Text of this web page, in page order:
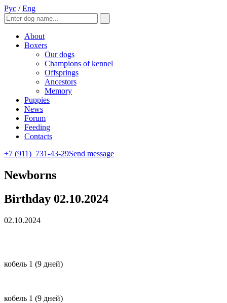
Рус /Eng
About
Boxers
Our dogs
Champions of kennel
Offsprings
Ancestors
Memory
Puppies
News
Forum
Feeding
Contacts
+7 (911) 731-43-29Send message
Newborns
Birthday 02.10.2024
02.10.2024
кобель 1 (9 дней)
кобель 1 (9 дней)